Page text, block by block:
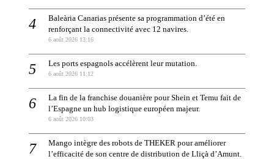
Baleària Canarias présente sa programmation d’été en
renforçant la connectivité avec 12 navires.
6 août 2026 13:16
Les ports espagnols accélèrent leur mutation.
6 août 2026 11:12
La fin de la franchise douanière pour Shein et Temu fait de
l’Espagne un hub logistique européen majeur.
6 août 2026 10:03
Mango intègre des robots de THEKER pour améliorer
l’efficacité de son centre de distribution de Lliçà d’Amunt.